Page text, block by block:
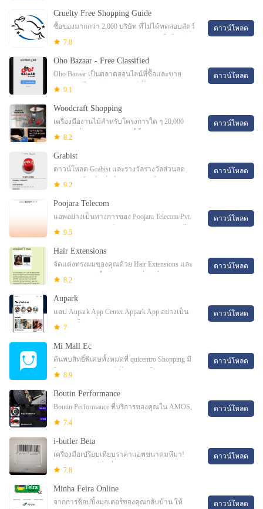
และเมื่อคุณต้องการ
Cruelty Free Shopping Guide
ซื้อของมากกว่า 2,000 บริษัท ที่ไม่ได้ทดสอบสัตว์
(สำหรับเราและแคนาดา) รู้ว่า บริษัท ใดไม่มี
เพื่อดูคุณ
7.8
ดาวน์โหลด
Oho Bazaar - Free Classified
Oho Bazaar เป็นตลาดออนไลน์ที่ซื้อและขาย
ผลิตภัณฑ์ใหม่หรือผลิตภัณฑ์ที่ใช้แล้ว Oho
9.1
ดาวน์โหลด
Woodcraft Shopping
เครื่องมืองานไม้สำหรับโครงการใด ๆ 20,000
รายการที่พร้อมจะจัดส่งวันนี้ตั้งแต่ปี 1928 คน
คุณภาพ
8.2
ดาวน์โหลด
Grabist
ดาวน์โหลด Grabist และรางวัลรางวัลส่วนลด
คูปองและโปรโมชั่นอื่น ๆ Grabist เป็น
9.2
ดาวน์โหลด
Poojara Telecom
แอพอย่างเป็นทางการของ Poojara Telecom Pvt.
Ltd. Ltd. จากอุปกรณ์ Android ของคุณคุณจะได้
ตลาดแท็บเล็ตอิเล็กทรอนิกส์ G
9.5
ดาวน์โหลด
Hair Extensions
จัดแต่งทรงผมของคุณด้วย Hair Extensions และ
สานกับแอพฟรีนี้สอนทุกอย่างที่มีรู้เกี่ยวกับ Hair
8.2
ดาวน์โหลด
Aupark
แอป Aupark App Center Appark App อย่างเป็น
ทางการใน Bratislava แอป Aupark App Center
ใหม่
7
ดาวน์โหลด
Mi Mall Ec
ค้นพบสิทธิ์พิเศษทั้งหมดที่ quicentro Shopping มี
ให้คุณมีประสบการณ์ที่ไม่เหมือนใครผ่าน
8.9
ดาวน์โหลด
Boutin Performance
Boutin Performance ที่บริการของคุณใน AMOS,
Val-Dor, La Sarre และ Rouyn-Noranda Lapp
ให้บริการ
7.4
ดาวน์โหลด
i-butler Beta
เครื่องมือเปรียบเทียบราคาแอพขนาดมหึมา!
ปัญญาประดิษฐ์ที่ดีที่สุด: PersonalButler ของคุณ
7.8
ดาวน์โหลด
Minha Feira Online
จากการช็อปปิ้งมอเตอร์ของคุณกลับบ้าน ให้
ดาวน์โหลด